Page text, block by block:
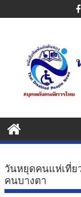
to
วันหยุดคนแห่เที่ย
คนบางตา